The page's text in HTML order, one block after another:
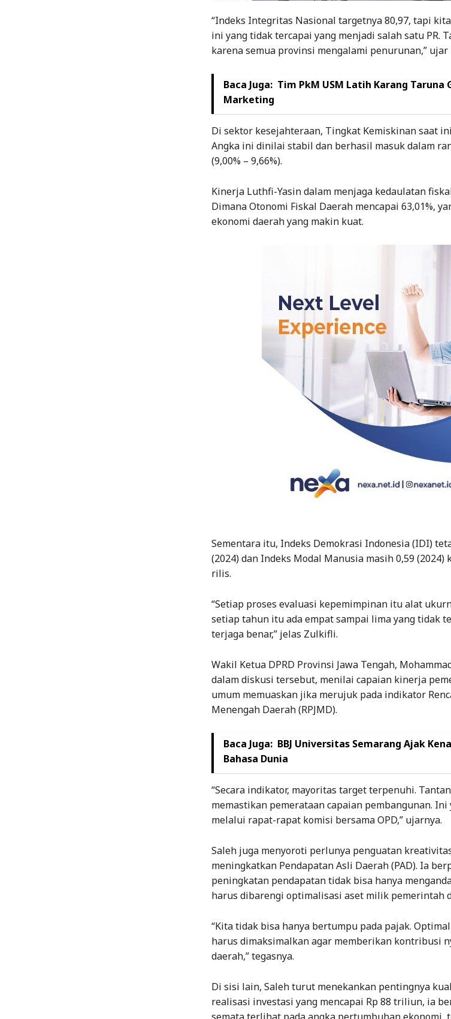
“Indeks Integritas Nasional targetnya 80,97, tapi
ini yang tidak tercapai yang menjadi salah satu PR.
karena semua provinsi mengalami penurunan,”
Baca Juga: Tim PkM USM Latih Karang
Marketing
Di sektor kesejahteraan, Tingkat Kemiskinan saat
Angka ini dinilai stabil dan berhasil masuk dalam
(9,00% – 9,66%).
Kinerja Luthfi-Yasin dalam menjaga kedaulatan
Dimana Otonomi Fiskal Daerah mencapai 63,01%,
ekonomi daerah yang makin kuat.
Sementara itu, Indeks Demokrasi Indonesia (IDI)
(2024) dan Indeks Modal Manusia masih 0,59
rilis.
“Setiap proses evaluasi kepemimpinan itu alat
setiap tahun itu ada empat sampai lima yang tidak
terjaga benar,” jelas Zulkifli.
Wakil Ketua DPRD Provinsi Jawa Tengah,
dalam diskusi tersebut, menilai capaian kinerja
umum memuaskan jika merujuk pada indikator
Menengah Daerah (RPJMD).
Baca Juga: BBJ Universitas Semarang Ajak
Bahasa Dunia
“Secara indikator, mayoritas target terpenuhi.
memastikan pemerataan capaian pembangunan.
melalui rapat-rapat komisi bersama OPD,” ujarnya.
Saleh juga menyoroti perlunya penguatan
meningkatkan Pendapatan Asli Daerah (PAD). Ia
peningkatan pendapatan tidak bisa hanya
harus dibarengi optimalisasi aset milik pemerintah
“Kita tidak bisa hanya bertumpu pada pajak.
harus dimaksimalkan agar memberikan kontribusi
daerah,” tegasnya.
Di sisi lain, Saleh turut menekankan pentingnya
realisasi investasi yang mencapai Rp 88 triliun, ia